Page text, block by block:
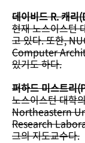
데이비드 R. 캐
현재 노스이스턴
고 있다. 또한,
Computer
있기도 하다.
퍼하드 미스트리
노스이스턴 대학
Northeastern
Research
그의 지도교수다.